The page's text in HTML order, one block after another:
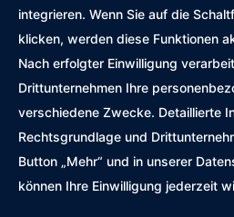
integrieren. Wenn Sie auf die
klicken, werden diese Funktionen
Nach erfolgter Einwilligung
Drittunternehmen Ihre
verschiedene Zwecke. Detaillierte
Rechtsgrundlage und
Button „Mehr“ und in unserer
können Ihre Einwilligung jederzeit